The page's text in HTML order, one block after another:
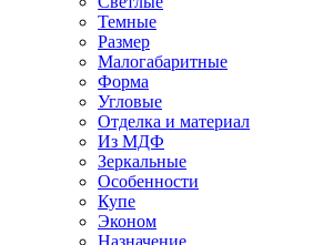
Темные
Размер
Малогабаритные
Форма
Угловые
Отделка и материал
Из МДФ
Зеркальные
Особенности
Купе
Эконом
Назначение